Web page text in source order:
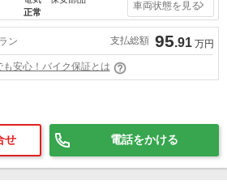
正常
車両状態を見る
ン 支払総額 95.91 万円
も安心！バイク保証とは
せ 電話をかける